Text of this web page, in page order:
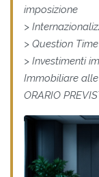
imposizione
>
> Question Time
> Investimenti
Immobiliare
ORARIO